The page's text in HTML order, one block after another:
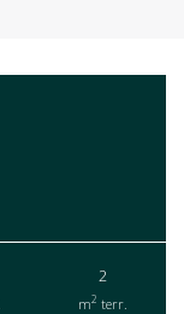
2
m2 terr.